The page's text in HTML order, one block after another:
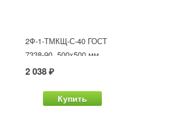
2Ф-1-ТМКЩ-С-40 ГОСТ
7338-90, 500x500 мм
2 038 ₽
Купить